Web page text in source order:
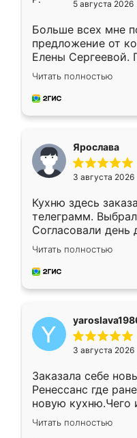
5 августа 2026
Больше всех мне
предложение от
Елены
короткие сроки
для замера
предложил по
Читать полностью
Ярослава
3 августа 2026
Кухню здесь
телеграмм.
Согласовали день
недели кухня была
довольны
мебель за
Читать полностью
3 августа 2026
Заказала себе
Ренессанс где
новую кухню.Чего
вполне довольна.
два года,
Читать полностью